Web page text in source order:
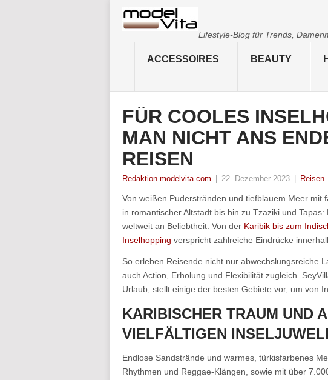
Lifestyle-Blog für Trends,
ACCESSOIRES BEAUTY
FÜR COOLES
MAN NICHT ANS
REISEN
Redaktion modelvita.com 22. Dezember 2023 Reisen
Von weißen Puderstränden und tiefblauem Meer mit
in romantischer Altstadt bis hin zu Tzaziki und
weltweit an Beliebtheit. Von der Karibik bis zum
Inselhopping verspricht zahlreiche Eindrücke
So erleben Reisende nicht nur abwechslungsreiche
auch Action, Erholung und Flexibilität zugleich.
Urlaub, stellt einige der besten Gebiete vor, um von
KARIBISCHER TRAUM UND
VIELFÄLTIGEN
Endlose Sandstrände und warmes, türkisfarbenes
Rhythmen und Reggae-Klängen, sowie mit über